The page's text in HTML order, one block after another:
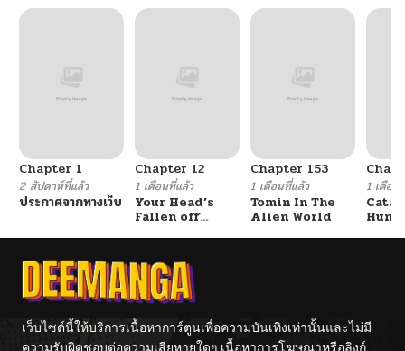
Chapter 1
2 สัปดาห์ที่แล้ว
ประกาศจากทางเว็บ
Chapter 12
1 เดือนที่แล้ว
Your Head’s
Fallen off
Chapter 153
1 เดือนที่แล้ว
Tomin In The
Alien World
1 เดือน
เว็บไซต์นี้ให้บริการเนื้อหาการ์ตูนเพื่อความบันเทิงเท่านั้นและไม่มี